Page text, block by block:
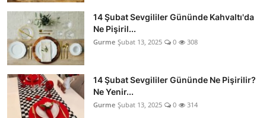
14 Şubat Sevgililer Gününde Kahvaltı'da
Ne Pişiril...
Gurme Şubat 13, 2025 0 308
14 Şubat Sevgililer Gününde Ne Pişirilir?
Ne Yenir...
Gurme Şubat 13, 2025 0 314